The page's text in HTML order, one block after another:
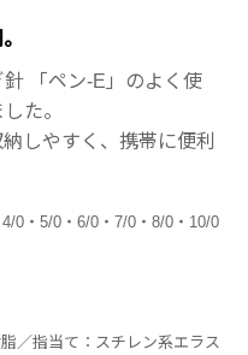
「ペン-E」のよく使
た。
しやすく、携帯に便利
0・5/0・6/0・7/0・8/0・10/0
／指当て：スチレン系エラス